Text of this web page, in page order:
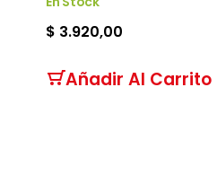
$ 3.920,00
Añadir Al Carrito